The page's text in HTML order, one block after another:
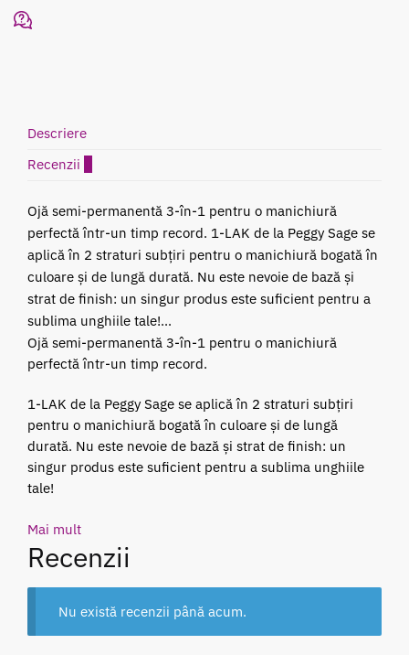
Fete
Descriere
Recenzii
Ojă semi-permanentă 3-în-1 pentru o manichiură
perfectă într-un timp record. 1-LAK de la Peggy Sage se
aplică în 2 straturi subțiri pentru o manichiură bogată în
culoare și de lungă durată. Nu este nevoie de bază și
strat de finish: un singur produs este suficient pentru a
sublima unghiile tale!...
Ojă semi-permanentă 3-în-1 pentru o manichiură
perfectă într-un timp record.
1-LAK de la Peggy Sage se aplică în 2 straturi subțiri
pentru o manichiură bogată în culoare și de lungă
durată. Nu este nevoie de bază și strat de finish: un
singur produs este suficient pentru a sublima unghiile
tale!
Mai mult
Recenzii
Nu există recenzii până acum.